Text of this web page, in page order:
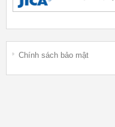
Chính sách bảo mật